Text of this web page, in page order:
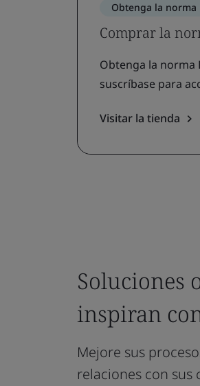
Obtenga la norma
Comprar la
Obtenga la norma
suscríbase para
Visitar la tienda
Soluciones
inspiran
Mejore sus
relaciones con